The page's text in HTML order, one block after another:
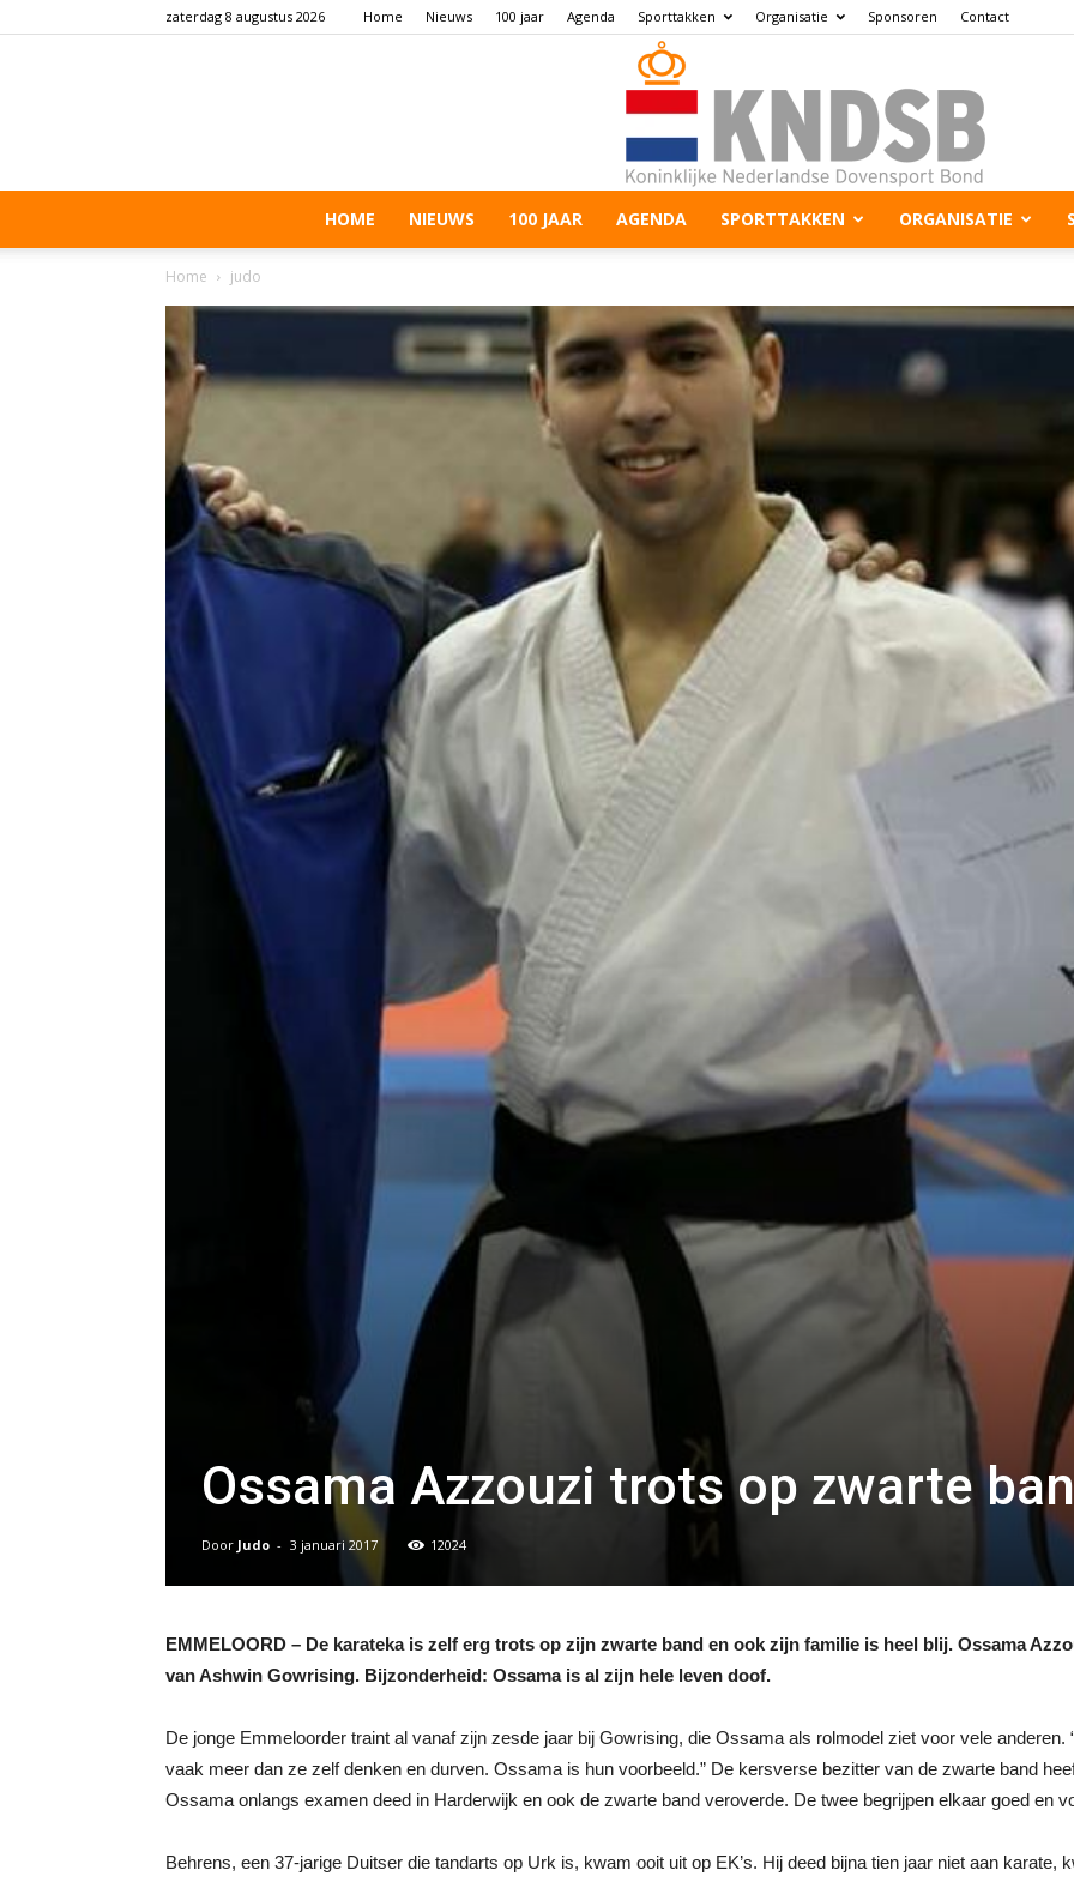
zaterdag 8 augustus 2026 Home Nieuws 100 jaar Agenda Sporttakken Organisatie Sponsoren Contact
HOME NIEUWS 100 JAAR AGENDA SPORTTAKKEN ORGANISATIE
Home judo
Ossama Azzouzi trots op zwarte
Door Judo - 3 januari 2017 12024
EMMELOORD – De karateka is zelf erg trots op zijn zwarte band en ook zijn familie is heel blij. Ossama
van Ashwin Gowrising. Bijzonderheid: Ossama is al zijn hele leven doof.
De jonge Emmeloorder traint al vanaf zijn zesde jaar bij Gowrising, die Ossama als rolmodel ziet voor vele
vaak meer dan ze zelf denken en durven. Ossama is hun voorbeeld.” De kersverse bezitter van de zwarte band
Ossama onlangs examen deed in Harderwijk en ook de zwarte band veroverde. De twee begrijpen elkaar goed en
Behrens, een 37-jarige Duitser die tandarts op Urk is, kwam ooit uit op EK’s. Hij deed bijna tien jaar niet aan karate,